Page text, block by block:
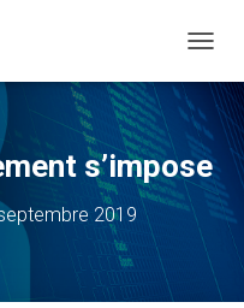
O
G
L
E
N
V
s’impose
2019